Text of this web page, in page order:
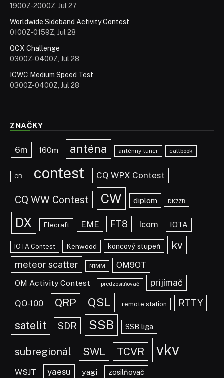
1900Z-2000Z, Jul 27
Worldwide Sideband Activity Contest
0100Z-0159Z, Jul 28
QCX Challenge
0300Z-0400Z, Jul 28
ICWC Medium Speed Test
0300Z-0400Z, Jul 28
ZNAČKY
6m 160m anténa anténny tuner callbook
CB contest CQ WPX Contest
CQ WW Contest CW diplom DK7ZB
DX Elecraft EME FT8 Icom IOTA
IOTA Contest Kenwood koncový stupeň kv
meteor scatter N1MM
OM9OT
OM Activity Contest
predzosilňovač prijímač
QO-100 QRP QSL remote station RTTY
satelit SDR SSB SSB liga
subregionál SWL TCVR vkv
WSJT yaesu yagi zosilňovač